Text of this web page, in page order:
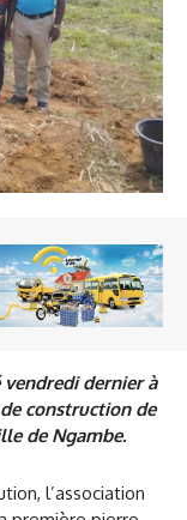
vendredi dernier à
construction de
de Ngambe.
l’association